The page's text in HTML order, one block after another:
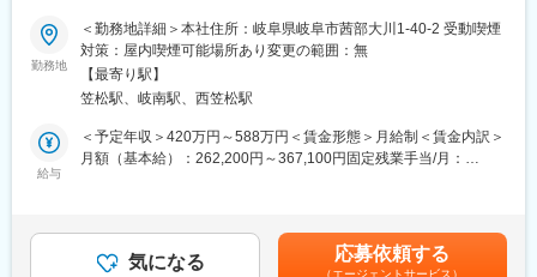
◎創業７３年の歴史を持っており、木材を扱っている材木商を前
身としており、様々な特性を持った木材の個性を生かした住宅づ
くりの差別化が特徴。
◎建築面積（坪数ごと）で価格が決まっているので分かりやすく
■会社の魅力・特徴
率も毎年高い成長率を保ちながら成長しております。とある住宅
業界誌で成長率2年連続No1も獲得！
■業務内容
レディース向けのアパレルを販売店に向けて企画提案を行ってい
ただきます。
＜具体的な業務＞
・レディースアパレルのOEM・ODM営業
・MD補佐業務
のレディースアパレルを中心に、企画・提案・受注から納品まで
のフォロー業務を行っていただきます。
勤務地
＜勤務地詳細＞本社住所：岐阜県岐阜市茜部大川1-40-2 受動喫煙
対策：屋内喫煙可能場所あり変更の範囲：無
【最寄り駅】
笠松駅、岐南駅、西笠松駅
給与
＜予定年収＞420万円～588万円＜賃金形態＞月給制＜賃金内訳＞
月額（基本給）：262,200円～367,100円固定残業手当/月：
経験、スキルにより決定します。■賞与：年2回（夏季、冬季）※
勤続年数による。6ヶ月以上勤務■昇給あり（1年後より、実績に
気になる 応募依頼する
（エージェントサービス）